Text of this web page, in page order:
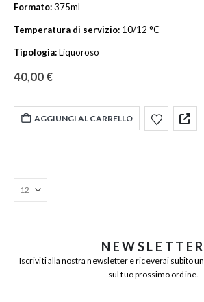
Formato:375ml
Temperatura di servizio: 10/12 °C
Tipologia:Liquoroso
40,00 €
AGGIUNGI AL CARRELLO
NEWSLETTER
Iscriviti alla nostra newsletter e riceverai subito un
sul tuo prossimo ordine.